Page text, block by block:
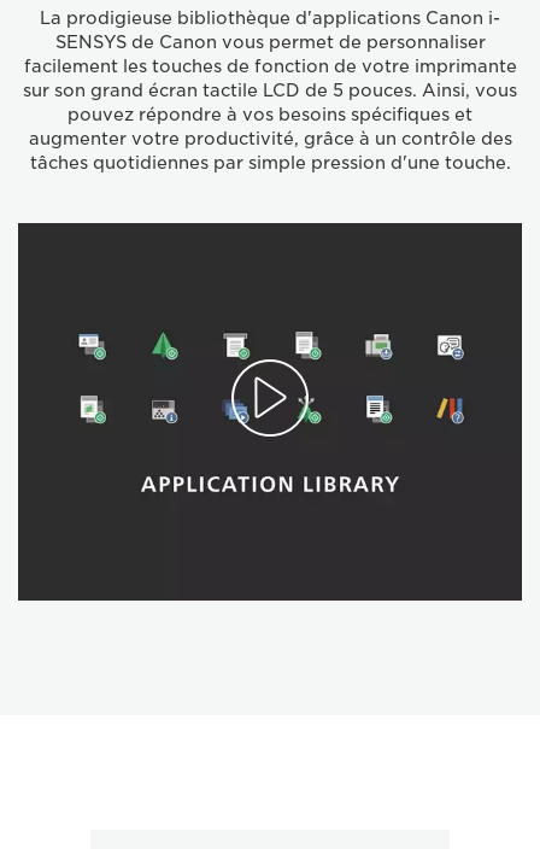
La prodigieuse bibliothèque d'applications Canon i-
SENSYS de Canon vous permet de personnaliser
facilement les touches de fonction de votre imprimante
sur son grand écran tactile LCD de 5 pouces. Ainsi, vous
pouvez répondre à vos besoins spécifiques et
augmenter votre productivité, grâce à un contrôle des
tâches quotidiennes par simple pression d'une touche.